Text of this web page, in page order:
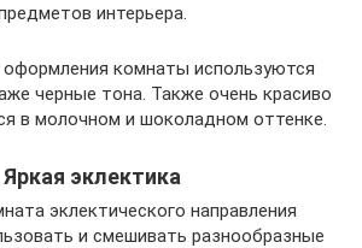
интерьера.
комнаты используются
черные тона. Также очень красиво
в молочном и шоколадном оттенке.
Яркая эклектика
эклектического направления
и смешивать разнообразные